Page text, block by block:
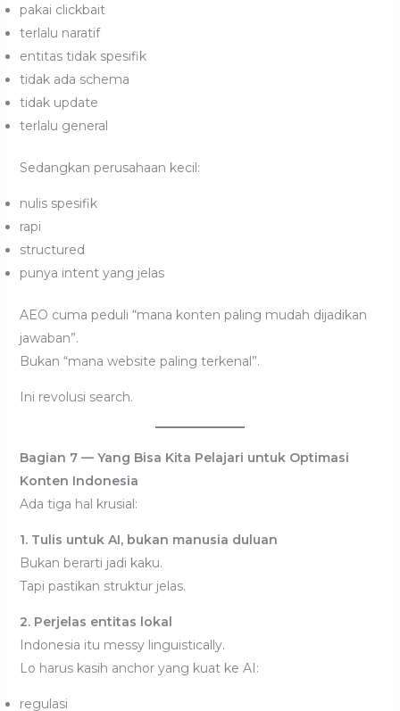
pakai clickbait
terlalu naratif
entitas tidak spesifik
tidak ada schema
tidak update
terlalu general
Sedangkan perusahaan kecil:
nulis spesifik
rapi
structured
punya intent yang jelas
AEO cuma peduli “mana konten paling mudah dijadikan
jawaban”.
Bukan “mana website paling terkenal”.
Ini revolusi search.
Bagian 7 — Yang Bisa Kita Pelajari untuk Optimasi
Konten Indonesia
Ada tiga hal krusial:
1. Tulis untuk AI, bukan manusia duluan
Bukan berarti jadi kaku.
Tapi pastikan struktur jelas.
2. Perjelas entitas lokal
Indonesia itu messy linguistically.
Lo harus kasih anchor yang kuat ke AI:
regulasi